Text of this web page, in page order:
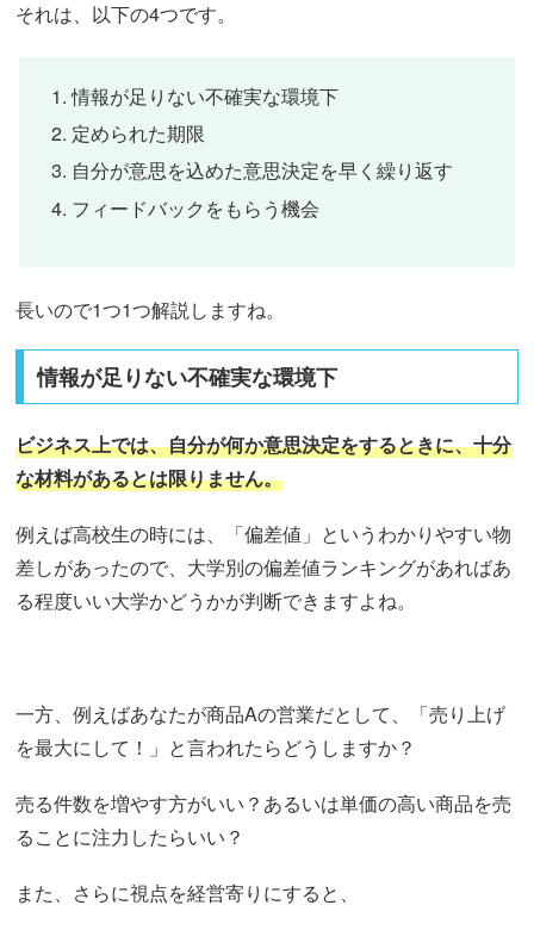
それは、以下の4つです。
情報が足りない不確実な環境下
定められた期限
自分が意思を込めた意思決定を早く繰り返す
フィードバックをもらう機会
長いので1つ1つ解説しますね。
情報が足りない不確実な環境下
ビジネス上では、自分が何か意思決定をするときに、十分
な材料があるとは限りません。
例えば高校生の時には、「偏差値」というわかりやすい物
差しがあったので、大学別の偏差値ランキングがあればあ
る程度いい大学かどうかが判断できますよね。
一方、例えばあなたが商品Aの営業だとして、「売り上げ
を最大にして！」と言われたらどうしますか？
売る件数を増やす方がいい？あるいは単価の高い商品を売
ることに注力したらいい？
また、さらに視点を経営寄りにすると、